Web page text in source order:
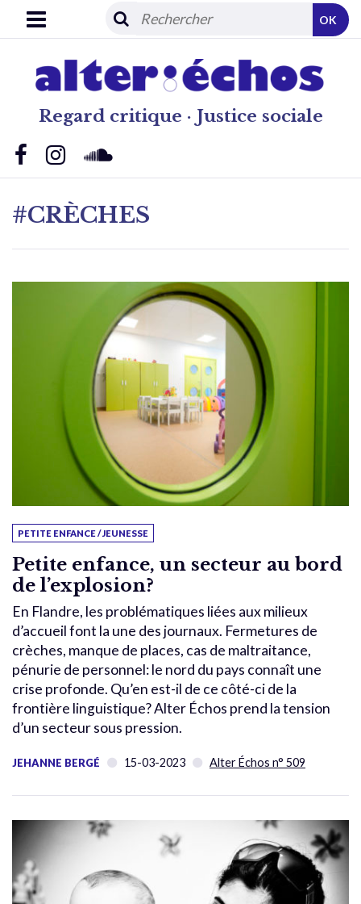
Regard critique · Justice sociale
OK
#CRÈCHES
PETITE ENFANCE / JEUNESSE
Petite enfance, un secteur au bord
de l’explosion?
En Flandre, les problématiques liées aux milieux
d’accueil font la une des journaux. Fermetures de
crèches, manque de places, cas de maltraitance,
pénurie de personnel: le nord du pays connaît une
crise profonde. Qu’en est-il de ce côté-ci de la
frontière linguistique? Alter Échos prend la tension
d’un secteur sous pression.
JEHANNE BERGÉ 15-03-2023 Alter Échos n° 509